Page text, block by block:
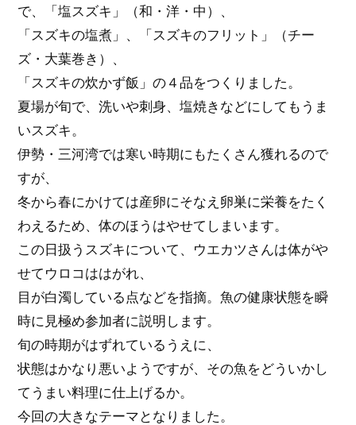
で、「塩スズキ」（和・洋・中）、
「スズキの塩煮」、「スズキのフリット」（チー
ズ・大葉巻き）、
「スズキの炊かず飯」の４品をつくりました。
夏場が旬で、洗いや刺身、塩焼きなどにしてもうま
いスズキ。
伊勢・三河湾では寒い時期にもたくさん獲れるので
すが、
冬から春にかけては産卵にそなえ卵巣に栄養をたく
わえるため、体のほうはやせてしまいます。
この日扱うスズキについて、ウエカツさんは体がや
せてウロコははがれ、
目が白濁している点などを指摘。魚の健康状態を瞬
時に見極め参加者に説明します。
旬の時期がはずれているうえに、
状態はかなり悪いようですが、その魚をどういかし
てうまい料理に仕上げるか。
今回の大きなテーマとなりました。